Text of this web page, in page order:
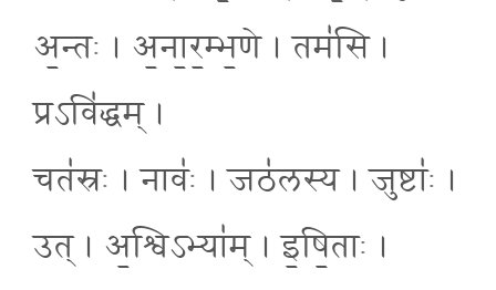
अ॒न्तः । अ॒ना॒र॒म्भ॒णे । तम॑सि ।
प्रऽवि॑द्धम् ।
चत॑स्रः । नावः॑ । जठ॑लस्य । जुष्टाः॑ ।
उत् । अ॒श्विऽभ्या॑म् । इ॒षि॒ताः ।